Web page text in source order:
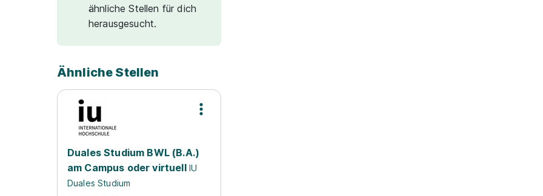
ähnliche Stellen für dich
herausgesucht.
Ähnliche Stellen
Duales Studium BWL (B.A.)
am Campus oder virtuell IU
Duales Studium